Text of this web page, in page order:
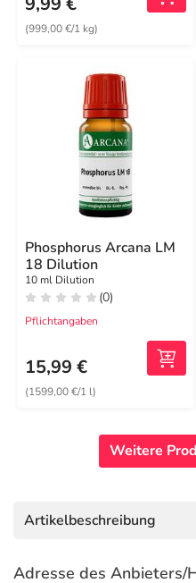
(999,00 €/1 kg)
Phosphorus Arcana LM
18 Dilution
10 ml Dilution
(0)
Pflichtangaben
15,99 €
(1599,00 €/1 l)
Weitere
Artikelbeschreibung
Adresse des Anbieters/